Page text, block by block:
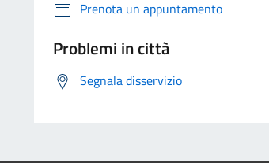
Prenota un appuntamento
Problemi in città
Segnala disservizio